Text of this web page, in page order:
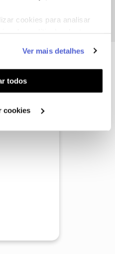
cookies para analisar
personalização e
aos seus interesses
Pode gerir a
em "Configurar
Ver mais detalhes
todos
cookies
junho